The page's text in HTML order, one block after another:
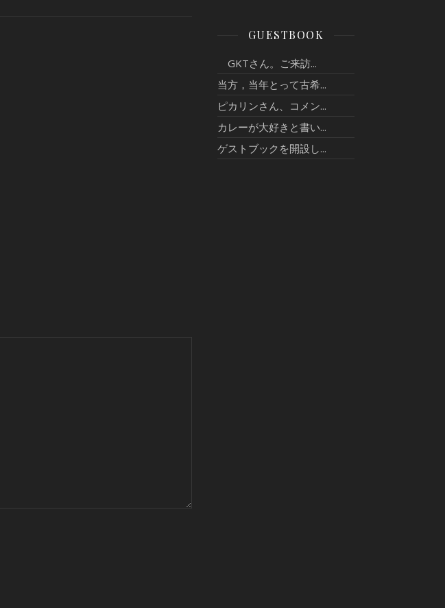
GUESTBOOK
GKTさん。ご来訪...
当方，当年とって古希...
ピカリンさん、コメン...
カレーが大好きと書い...
ゲストブックを開設し...